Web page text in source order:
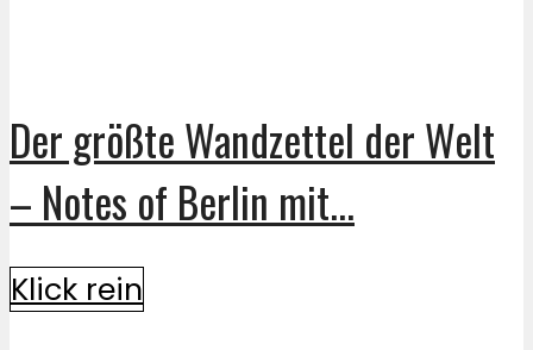
Der größte Wandzettel der Welt
– Notes of Berlin mit...
Klick rein